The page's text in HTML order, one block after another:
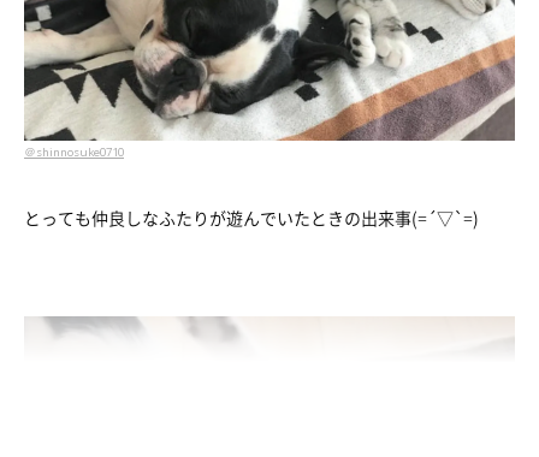
＠shinnosuke0710
とっても仲良しなふたりが遊んでいたときの出来事(=´▽`=)